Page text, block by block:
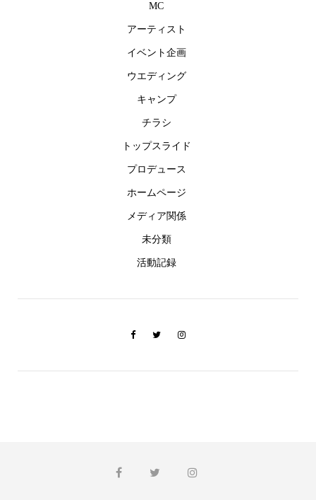
MC
アーティスト
イベント企画
ウエディング
キャンプ
チラシ
トップスライド
プロデュース
ホームページ
メディア関係
未分類
活動記録